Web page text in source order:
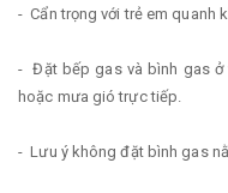
- Cẩn trọng với trẻ em quanh
- Đặt bếp gas và bình gas ở
hoặc mưa gió trực tiếp.
- Lưu ý không đặt bình gas